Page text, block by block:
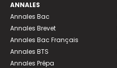
ANNALES
Annales Bac
Annales Brevet
Annales Bac Français
Annales BTS
Annales Prépa